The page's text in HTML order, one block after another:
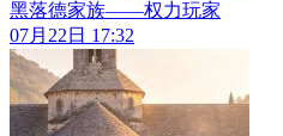
黑落德家族——权力玩家
07月22日 17:32